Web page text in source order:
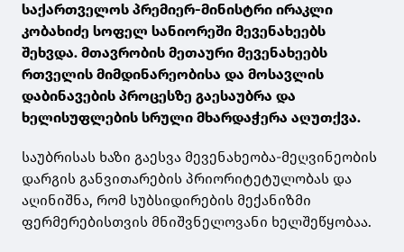
საქართველოს პრემიერ-მინისტრი ირაკლი
კობახიძე სოფელ სანიორეში მევენახეებს
შეხვდა. მთავრობის მეთაური მევენახეებს
რთველის მიმდინარეობისა და მოსავლის
დაბინავების პროცესზე გაესაუბრა და
ხელისუფლების სრული მხარდაჭერა აღუთქვა.
საუბრისას ხაზი გაესვა მევენახეობა-მეღვინეობის
დარგის განვითარების პრიორიტეტულობას და
აღინიშნა, რომ სუბსიდირების მექანიზმი
ფერმერებისთვის მნიშვნელოვანი ხელშეწყობაა.